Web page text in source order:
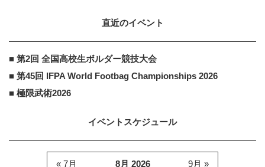
直近のイベント
■ 第2回 全国高校生ボルダー競技大会
■ 第45回 IFPA World Footbag Championships 2026
■ 極限武術2026
イベントスケジュール
8月 2026
« 7月 9月 »